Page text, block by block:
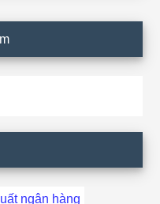
ngân hàng